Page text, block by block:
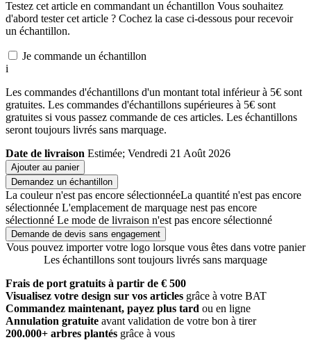
Testez cet article en commandant un échantillon Vous souhaitez
d'abord tester cet article ? Cochez la case ci-dessous pour recevoir
un échantillon.
Je commande un échantillon
i
Les commandes d'échantillons d'un montant total inférieur à 5€ sont
gratuites. Les commandes d'échantillons supérieures à 5€ sont
gratuites si vous passez commande de ces articles. Les échantillons
seront toujours livrés sans marquage.
Date de livraison Estimée; Vendredi 21 Août 2026
Ajouter au panier
Demandez un échantillon
La couleur n'est pas encore sélectionnéeLa quantité n'est pas encore
sélectionnée L'emplacement de marquage nest pas encore
sélectionné Le mode de livraison n'est pas encore sélectionné
Demande de devis sans engagement
Vous pouvez importer votre logo lorsque vous êtes dans votre panier
Les échantillons sont toujours livrés sans marquage
Frais de port gratuits à partir de € 500
Visualisez votre design sur vos articles grâce à votre BAT
Commandez maintenant, payez plus tard ou en ligne
Annulation gratuite avant validation de votre bon à tirer
200.000+ arbres plantés grâce à vous